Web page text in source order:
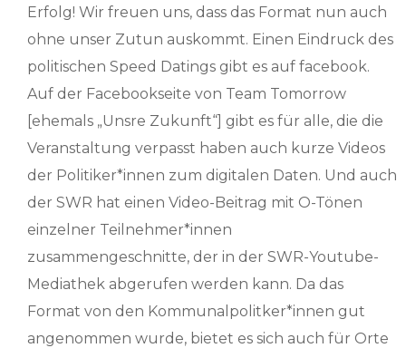
Erfolg! Wir freuen uns, dass das Format nun auch
ohne unser Zutun auskommt. Einen Eindruck des
politischen Speed Datings gibt es auf facebook.
Auf der Facebookseite von Team Tomorrow
[ehemals „Unsre Zukunft“] gibt es für alle, die die
Veranstaltung verpasst haben auch kurze Videos
der Politiker*innen zum digitalen Daten. Und auch
der SWR hat einen Video-Beitrag mit O-Tönen
einzelner Teilnehmer*innen
zusammengeschnitte, der in der SWR-Youtube-
Mediathek abgerufen werden kann. Da das
Format von den Kommunalpolitker*innen gut
angenommen wurde, bietet es sich auch für Orte